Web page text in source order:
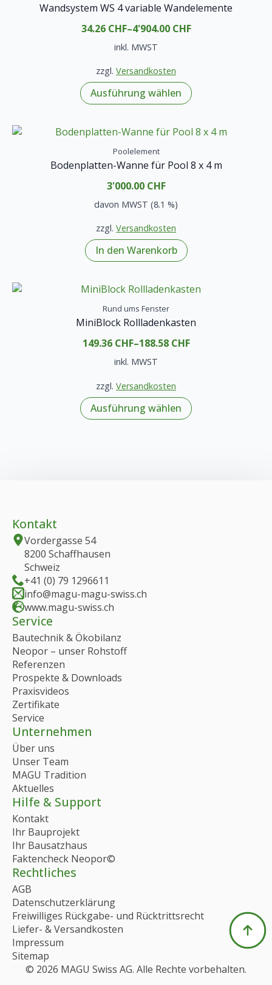
Wandsystem WS 4 variable Wandelemente
34.26 CHF–4'904.00 CHF
inkl. MWST
zzgl. Versandkosten
Ausführung wählen
Dieses
Produkt
mehrere
Varianten
Die
Optionen
auf
Produktseite
gewählt
werden
Poolelement
Bodenplatten-Wanne für Pool 8 x 4 m
3'000.00 CHF
davon MWST (8.1 %)
zzgl. Versandkosten
In den Warenkorb
Rund ums Fenster
MiniBlock Rollladenkasten
149.36 CHF–188.58 CHF
inkl. MWST
zzgl. Versandkosten
Ausführung wählen
Dieses
Produkt
der
Produktseite
werden
Kontakt
Vordergasse 54
8200 Schaffhausen
Schweiz
+41 (0) 79 1296611
info@magu-magu-swiss.ch
www.magu-swiss.ch
Service
Bautechnik & Ökobilanz
Neopor – unser Rohstoff
Referenzen
Prospekte & Downloads
Praxisvideos
Zertifikate
Service
Unternehmen
Über uns
Unser Team
MAGU Tradition
Aktuelles
Hilfe & Support
Kontakt
Ihr Bauprojekt
Ihr Bausatzhaus
Faktencheck Neopor©
Rechtliches
AGB
Datenschutzerklärung
Freiwilliges Rückgabe- und Rücktrittsrecht
Liefer- & Versandkosten
Impressum
Sitemap
© 2026 MAGU Swiss AG. Alle Rechte vorbehalten.